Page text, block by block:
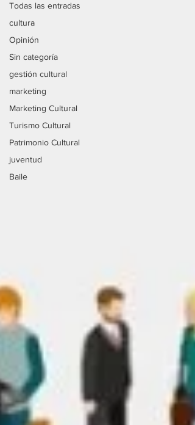
Todas las entradas
cultura
Opinión
Sin categoría
gestión cultural
marketing
Marketing Cultural
Turismo Cultural
Patrimonio Cultural
juventud
Baile